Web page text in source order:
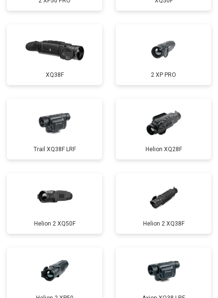
XQ38F 2 XP PRO
Trail XQ38F LRF Helion XQ28F
Helion 2 XQ50F Helion 2 XQ38F